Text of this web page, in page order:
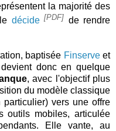
la majorité des
décide [PDF] de rendre
baptisée Finserveet
donc en quelque
, avec l'objectif plus
du modèle classique
vers une offre
outils mobiles, articulée
Elle vante, au